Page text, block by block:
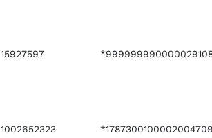
15927597
1002652323